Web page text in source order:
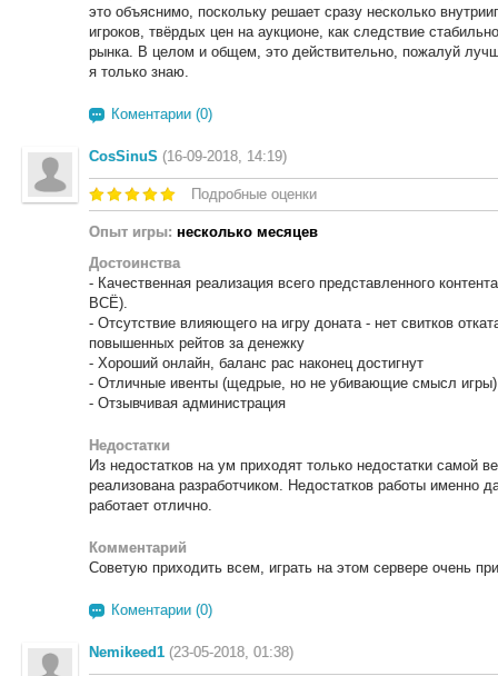
это объяснимо, поскольку решает сразу несколько
игроков, твёрдых цен на аукционе, как следствие
рынка. В целом и общем, это действительно, пожалуй
я только знаю.
Коментарии (0)
CosSinuS (16-09-2018, 14:19)
Подробные оценки
Опыт игры: несколько месяцев
Достоинства
- Качественная реализация всего представленного
ВСЁ).
- Отсутствие влияющего на игру доната - нет свитков
повышенных рейтов за денежку
- Хороший онлайн, баланс рас наконец достигнут
- Отличные ивенты (щедрые, но не убивающие смысл игры)
- Отзывчивая администрация
Недостатки
Из недостатков на ум приходят только недостатки самой
реализована разработчиком. Недостатков работы именно
работает отлично.
Комментарий
Советую приходить всем, играть на этом сервере очень
Коментарии (0)
Nemikeed1 (23-05-2018, 01:38)